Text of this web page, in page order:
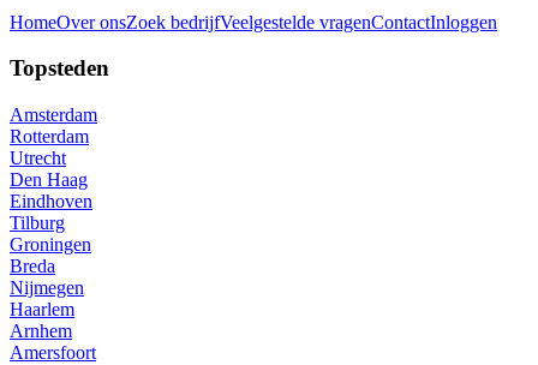
HomeOver onsZoek bedrijfVeelgestelde vragenContactInloggen
Topsteden
Amsterdam
Rotterdam
Utrecht
Den Haag
Eindhoven
Tilburg
Groningen
Breda
Nijmegen
Haarlem
Arnhem
Amersfoort